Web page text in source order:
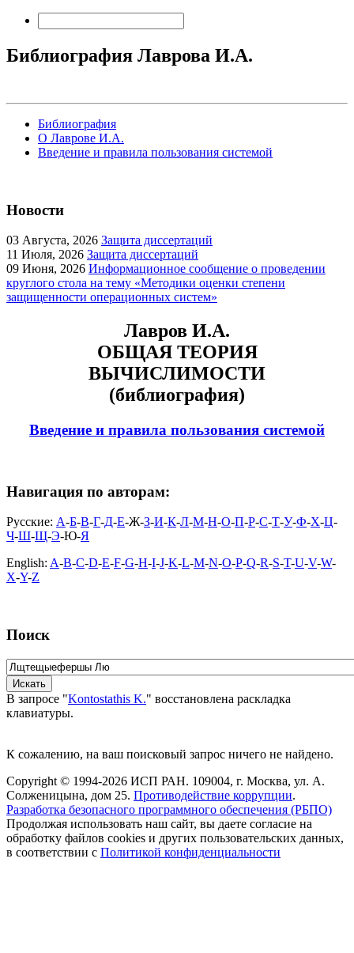
Библиография Лаврова И.А.
Библиография
О Лаврове И.А.
Введение и правила пользования системой
Новости
03 Августа, 2026 Защита диссертаций
11 Июля, 2026 Защита диссертаций
09 Июня, 2026 Информационное сообщение о проведении
круглого стола на тему «Методики оценки степени
защищенности операционных систем»
Лавров И.А.
ОБЩАЯ ТЕОРИЯ
ВЫЧИСЛИМОСТИ
(библиография)
Введение и правила пользования системой
Навигация по авторам:
Русские: А-Б-В-Г-Д-Е-Ж-З-И-К-Л-М-Н-О-П-Р-С-Т-У-Ф-Х-Ц-
Ч-Ш-Щ-Э-Ю-Я
English: A-B-C-D-E-F-G-H-I-J-K-L-M-N-O-P-Q-R-S-T-U-V-W-
X-Y-Z
Поиск
В запросе "Kontostathis K." восстановлена раскладка
клавиатуры.
К сожалению, на ваш поисковый запрос ничего не найдено.
Copyright © 1994-2026 ИСП РАН. 109004, г. Москва, ул. А.
Солженицына, дом 25. Противодействие коррупции.
Разработка безопасного программного обеспечения (РБПО)
Продолжая использовать наш сайт, вы даете согласие на
обработку файлов cookies и других пользовательских данных,
в соответствии с Политикой конфиденциальности